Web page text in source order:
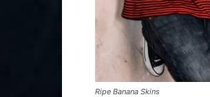
Ripe Banana Skins